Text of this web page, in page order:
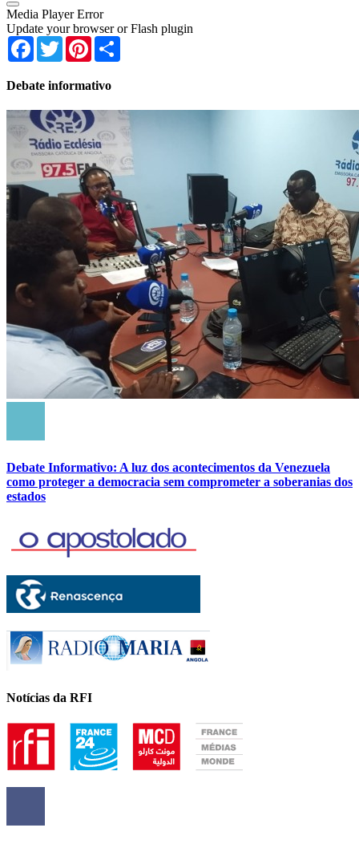
Media Player Error
Update your browser or Flash plugin
Facebook
TwitterPinterest
Debate informativo
Debate Informativo: A luz dos acontecimentos da Venezuela
como proteger a democracia sem comprometer a soberanias dos
estados
Notícias da RFI